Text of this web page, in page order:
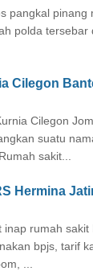
pangkal pinang
polda tersebar
Cilegon
Cilegon
suatu
sakit...
Hermina
inap rumah sakit
bpjs, tarif
...